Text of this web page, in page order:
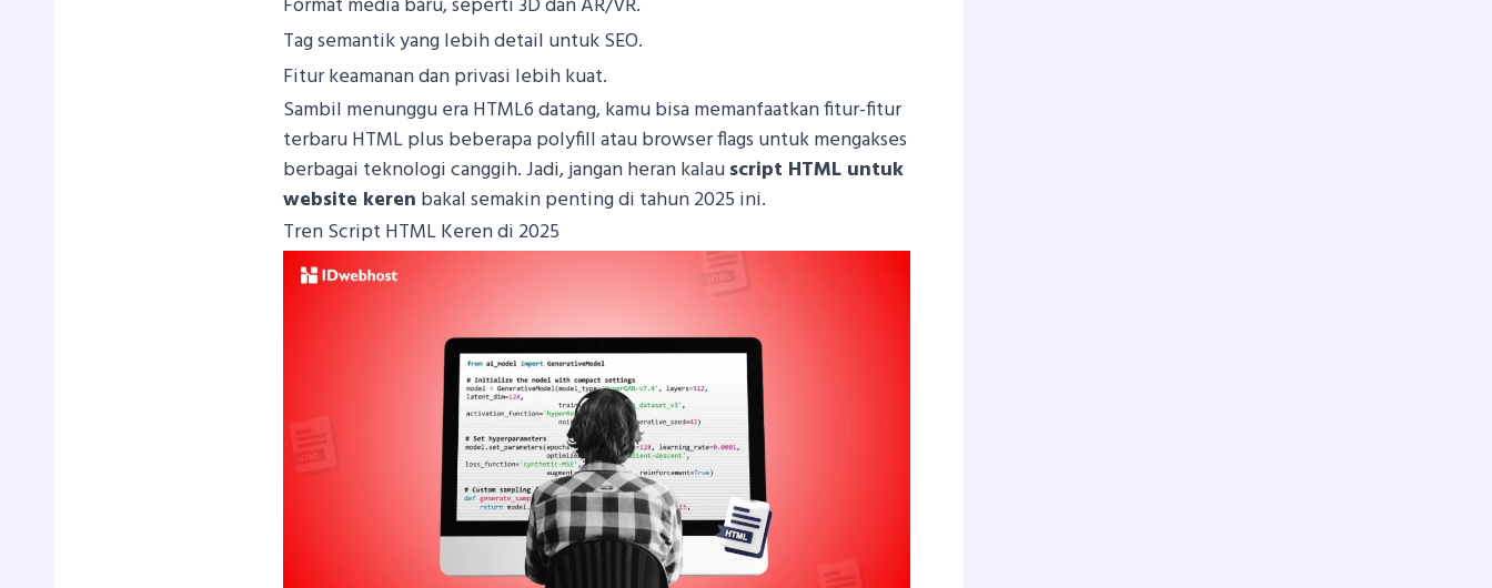
Tag semantik yang lebih detail untuk SEO.
Fitur keamanan dan privasi lebih kuat.
Sambil menunggu era HTML6 datang, kamu bisa memanfaatkan fitur-fitur
terbaru HTML plus beberapa polyfill atau browser flags untuk mengakses
berbagai teknologi canggih. Jadi, jangan heran kalauscript HTML untuk
website keren bakal semakin penting di tahun 2025 ini.
Tren Script HTML Keren di 2025